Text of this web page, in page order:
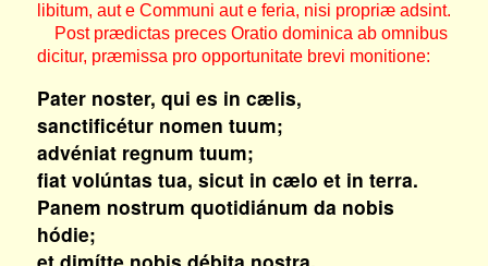
libitum, aut e Communi aut e feria, nisi propriæ adsint.
Post prædictas preces Oratio dominica ab omnibus
dicitur, præmissa pro opportunitate brevi monitione:
Pater noster, qui es in cælis,
sanctificétur nomen tuum;
advéniat regnum tuum;
fiat volúntas tua, sicut in cælo et in terra.
Panem nostrum quotidiánum da nobis
hódie;